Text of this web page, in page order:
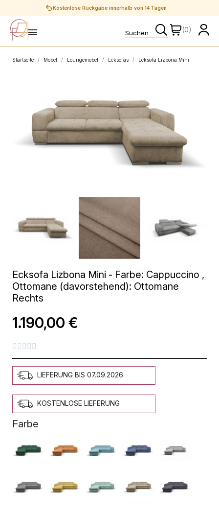
Sichere Zahlungen
(0)
Startseite Möbel Loungemöbel Ecksofas Ecksofa Lizbona Mini
Ecksofa Lizbona Mini - Farbe: Cappuccino ,
Ottomane (davorstehend): Ottomane
Rechts
1.190,00 €
    
LIEFERUNG BIS 07.09.2026
KOSTENLOSE LIEFERUNG
Farbe